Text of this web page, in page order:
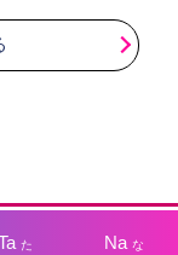
た Na な